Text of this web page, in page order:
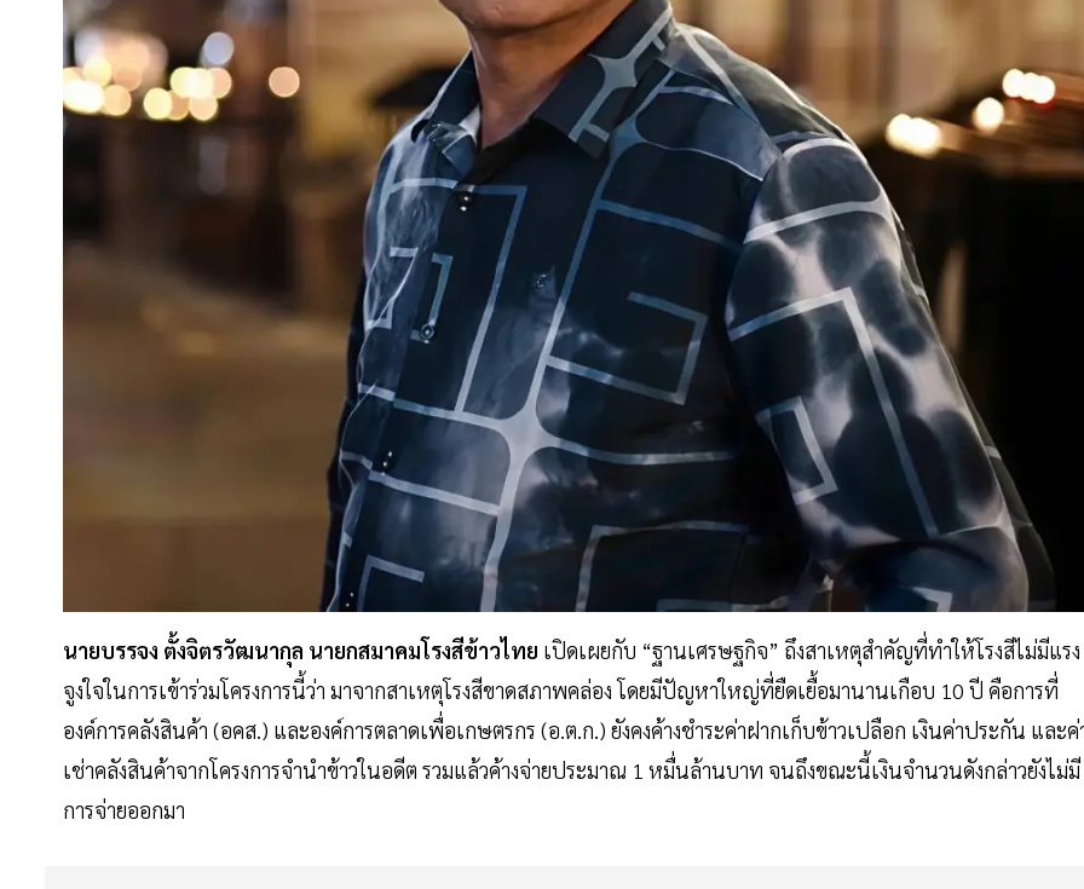
นายบรรจง ตั้งจิตรวัฒนากุล นายกสมาคมโรงสีข้าวไทย เปิดเผยกับ “ฐานเศรษฐกิจ” ถึงสาเหตุสำคัญที่ทำให้โรงสีไม่มีแรง
จูงใจในการเข้าร่วมโครงการนี้ว่า มาจากสาเหตุโรงสีขาดสภาพคล่อง โดยมีปัญหาใหญ่ที่ยืดเยื้อมานานเกือบ 10 ปี คือการที่
องค์การคลังสินค้า (อคส.) และองค์การตลาดเพื่อเกษตรกร (อ.ต.ก.) ยังคงค้างชำระค่าฝากเก็บข้าวเปลือก เงินค่าประกัน และค่
เช่าคลังสินค้าจากโครงการจำนำข้าวในอดีต รวมแล้วค้างจ่ายประมาณ 1 หมื่นล้านบาท จนถึงขณะนี้เงินจำนวนดังกล่าวยังไม่มี
การจ่ายออกมา